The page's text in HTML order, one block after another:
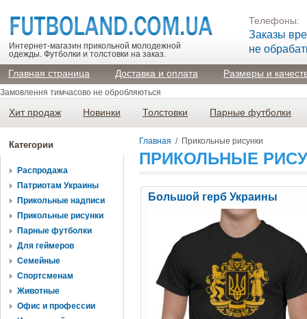
Интернет-магазин прикольной молодежной
одежды. Футболки и толстовки на заказ.
Телефоны:
Заказы
не
Главная страница Доставка и оплата Размеры и
Замовлення тимчасово не обробляються
Хит продаж Новинки Толстовки Парные футболки
Категории
Распродажа
Патриотам Украины
Прикольные надписи
Прикольные рисунки
Парные футболки
Для геймеров
Семейные
Спортсменам
Животные
Офис и профессии
Главная / Прикольные рисунки
ПРИКОЛЬНЫЕ
Большой герб Украины